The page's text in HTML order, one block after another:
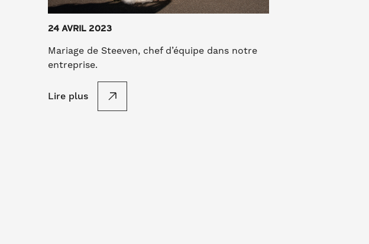
24 AVRIL 2023
Mariage de Steeven, chef d’équipe dans notre
entreprise.
Lire plus